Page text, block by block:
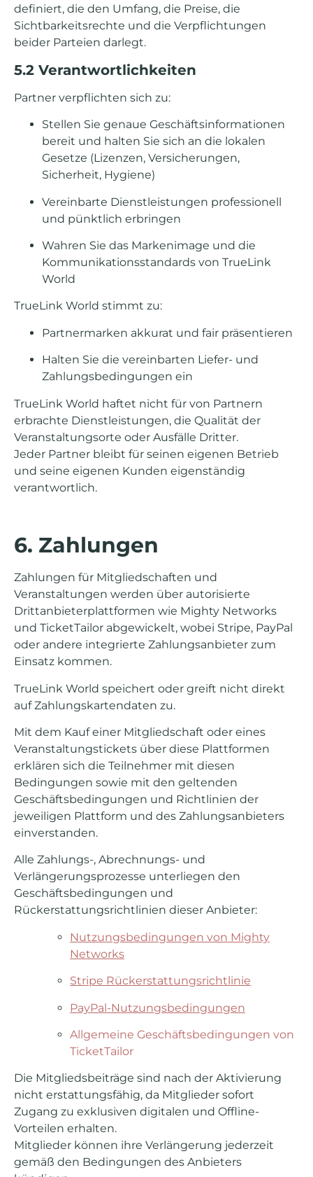
definiert, die den Umfang, die Preise, die
Sichtbarkeitsrechte und die Verpflichtungen
beider Parteien darlegt.
5.2 Verantwortlichkeiten
Partner verpflichten sich zu:
Stellen Sie genaue Geschäftsinformationen
bereit und halten Sie sich an die lokalen
Gesetze (Lizenzen, Versicherungen,
Sicherheit, Hygiene)
Vereinbarte Dienstleistungen professionell
und pünktlich erbringen
Wahren Sie das Markenimage und die
Kommunikationsstandards von TrueLink
World
TrueLink World stimmt zu:
Partner­m­a­r­k­e­n­ ak­k­u­r­a­t und f­a­i­r pr­ä­s­e­n­t­i­e­r­e­n
Halten Sie die vereinbarten Liefer- und
Zahlungsbedingungen ein
TrueLink World haftet nicht für von Partnern
erbrachte Dienstleistungen, die Qualität der
Veranstaltungsorte oder Ausfälle Dritter.
Jeder Partner bleibt für seinen eigenen Betrieb
und seine eigenen Kunden eigenständig
verantwortlich.
6. Zahlungen
Zahlungen für Mitgliedschaften und
Veranstaltungen werden über autorisierte
Drittanbieterplattformen wie Mighty Networks
und TicketTailor abgewickelt, wobei Stripe, PayPal
oder andere integrierte Zahlungsanbieter zum
Einsatz kommen.
TrueLink World speichert oder greift nicht direkt
auf Zahlungskartendaten zu.
Mit dem Kauf einer Mitgliedschaft oder eines
Veranstaltungstickets über diese Plattformen
erklären sich die Teilnehmer mit diesen
Bedingungen sowie mit den geltenden
Geschäftsbedingungen und Richtlinien der
jeweiligen Plattform und des Zahlungsanbieters
einverstanden.
Alle Zahlungs-, Abrechnungs- und
Verlängerungsprozesse unterliegen den
Geschäftsbedingungen und
Rückerstattungsrichtlinien dieser Anbieter:
Nutzungsbedingungen von Mighty
Networks
Stripe Rückerstattungsrichtlinie
PayPal-Nutzungsbedingungen
Allgemeine Geschäftsbedingungen von
TicketTailor
Die Mitgliedsbeiträge sind nach der Aktivierung
nicht erstattungsfähig, da Mitglieder sofort
Zugang zu exklusiven digitalen und Offline-
Vorteilen erhalten.
Mitglieder können ihre Verlängerung jederzeit
gemäß den Bedingungen des Anbieters